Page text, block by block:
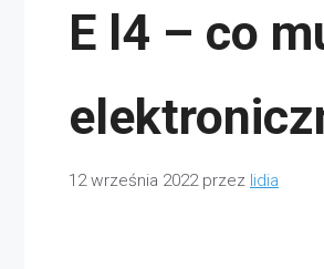
E l4 – co
12 września 2022 przez lidia